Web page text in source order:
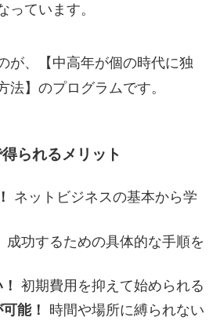
っています。
が、【中高年が個の時代に独
法】のプログラムです。
られるメリット
ネットビジネスの基本から学
成功するための具体的な手順を
初期費用を抑えて始められる
能！
時間や場所に縛られない